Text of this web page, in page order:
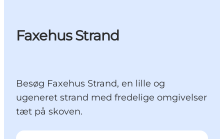
Faxehus Strand
Besøg Faxehus Strand, en lille og
ugeneret strand med fredelige omgivelser
tæt på skoven.